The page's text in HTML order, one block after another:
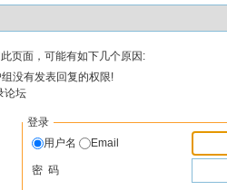
页面，可能有如下几个原因:
没有发表回复的权限!
论坛
登录
用户名
Email
密 码